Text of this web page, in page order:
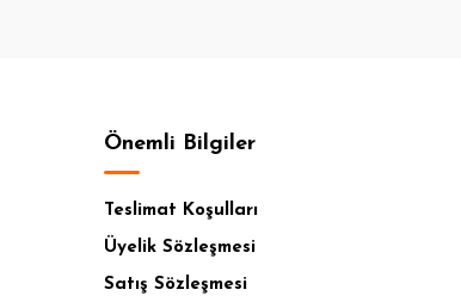
Önemli Bilgiler
Teslimat Koşulları
Üyelik Sözleşmesi
Satış Sözleşmesi